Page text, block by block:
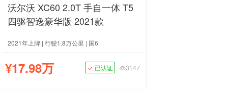
沃尔沃 XC60 2.0T 手自一体 T5
四驱智逸豪华版 2021款
2021年上牌 | 行驶1.8万公里 | 国6
¥17.98万 已认证 3147